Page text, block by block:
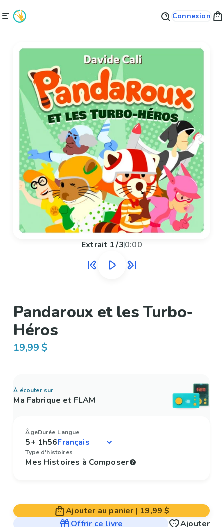
Connexion
Extrait 1/30:00
Pandaroux et les Turbo-
Héros
19,99 $
À écouter sur
Ma Fabrique et FLAM
Âge
5+
Durée
1h56
Langue
Type d'histoires
Mes Histoires à Composer
Ajouter au panier | 19,99 $
Offrir ce livre
Ajouter